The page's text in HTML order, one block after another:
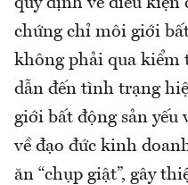
chứng chỉ môi giới
không phải qua kiểm
dẫn đến tình trạng
giới bất động sản yếu
về đạo đức kinh
ăn “chụp giật”, gây